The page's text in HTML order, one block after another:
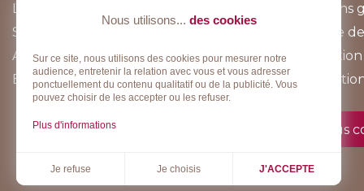
Lookbook
Sur-mesure
Actualités
E-boutique
Conditions
Politique
Information
Nous
Nous utilisons... des cookies
Sur ce site, nous utilisons des cookies pour mesurer notre
audience, entretenir la relation avec vous et vous adresser
ponctuellement du contenu qualitatif ou de la publicité. Vous
pouvez choisir de les accepter ou les refuser.
Plus d'informations
Je refuse Je choisis J'ACCEPTE